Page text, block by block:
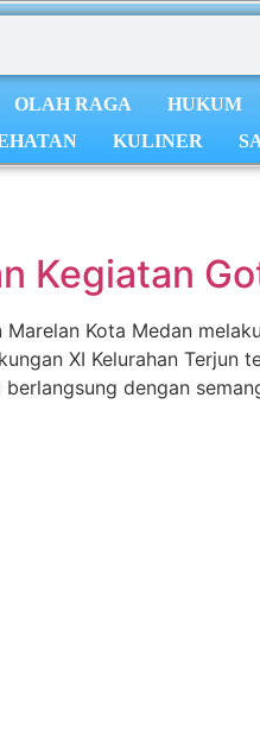
OLAH RAGA HUKUM
KULINER
Kegiatan
Marelan Kota Medan
XI Kelurahan
dengan